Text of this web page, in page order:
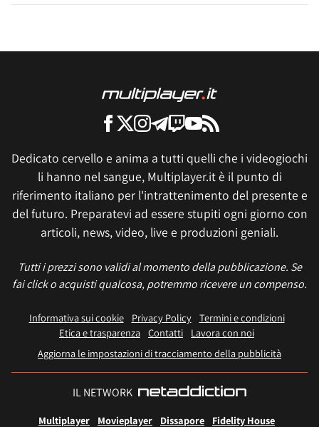
Dedicato cervello e anima a tutti quelli che i videogiochi
li hanno nel sangue, Multiplayer.it è il punto di
riferimento italiano per l'intrattenimento del presente e
del futuro. Preparatevi ad essere stupiti ogni giorno con
articoli, news, video, live e produzioni geniali.
Tutti i prezzi sono validi al momento della pubblicazione. Se
fai click o acquisti qualcosa, potremmo ricevere un compenso.
Informativa sui cookie Privacy Policy
Termini e condizioni
Etica e trasparenza Contatti
Lavora con noi
Aggiorna le impostazioni di tracciamento della pubblicità
IL NETWORK
Multiplayer Movieplayer Dissapore Fidelity House